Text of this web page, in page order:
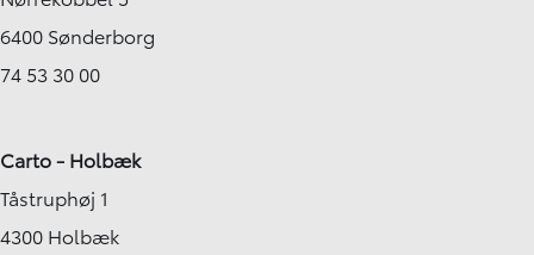
6400 Sønderborg
74 53 30 00
Carto - Holbæk
Tåstruphøj 1
4300 Holbæk